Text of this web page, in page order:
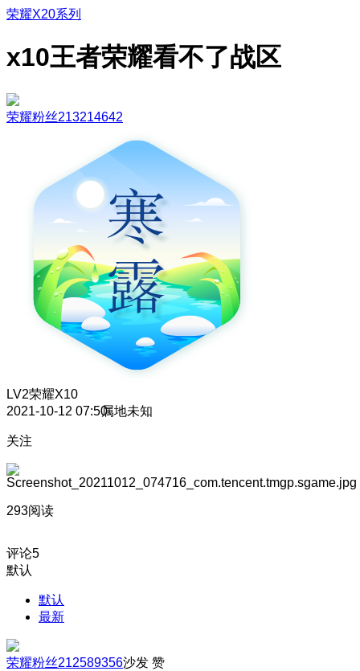
荣耀X20系列
x10王者荣耀看不了战区
荣耀粉丝213214642
LV2荣耀X10
2021-10-12 07:50属地未知
关注
293阅读
评论5
默认
默认
最新
荣耀粉丝212589356沙发 赞